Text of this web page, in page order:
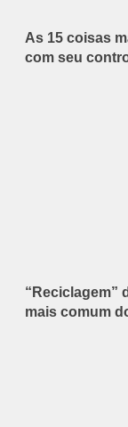
As 15 coisas
com seu
“Reciclagem”
mais comum